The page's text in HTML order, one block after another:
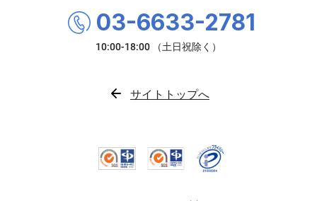
03-6633-2781
サイトトップへ